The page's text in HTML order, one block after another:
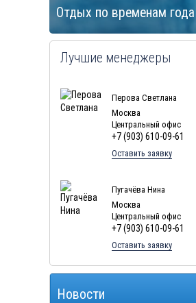
Отдых по временам года
Лучшие менеджеры
Перова Светлана
Москва
Центральный офис
+7 (903) 610-09-61
Оставить заявку
Пугачёва Нина
Москва
Центральный офис
+7 (903) 610-09-61
Оставить заявку
Новости